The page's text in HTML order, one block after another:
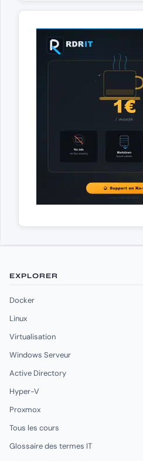
EXPLORER
Docker
Linux
Virtualisation
Windows Serveur
Active Directory
Hyper-V
Proxmox
Tous les cours
Glossaire des termes IT